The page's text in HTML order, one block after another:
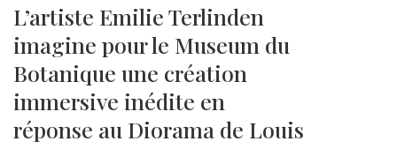
L’artiste Emilie Terlinden
imagine pour le Museum du
Botanique une création
immersive inédite en
réponse au Diorama de Louis